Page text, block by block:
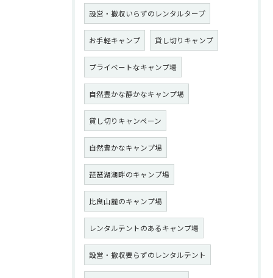
設営・撤収いらずのレンタルタープ
お手軽キャンプ 貸し切りキャンプ
プライベートなキャンプ場
自然豊かな静かなキャンプ場
貸し切りキャンペーン
自然豊かなキャンプ場
琵琶湖湖畔のキャンプ場
比良山麓のキャンプ場
レンタルテントのあるキャンプ場
設営・撤収要らずのレンタルテント